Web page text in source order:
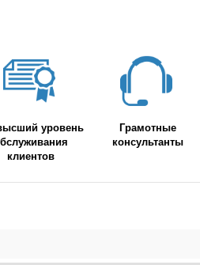
уровень
клиентов
Грамотные
консультанты